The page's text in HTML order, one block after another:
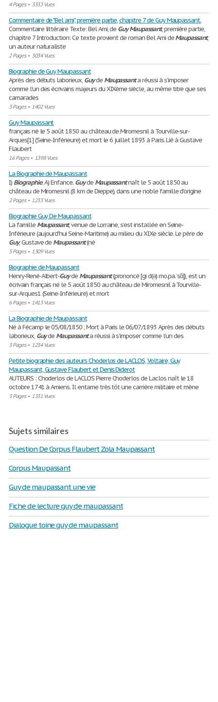
4 Pages• 3333 Vues
Commentaire de "Bel ami", première partie, chapitre 7 de Guy Maupassant.
Commentaire littéraire Texte: Bel Ami, de Guy Maupassant, première partie,
chapitre 7 Introduction: Ce texte provient de roman Bel Ami deMaupassant,
un auteur naturaliste
2 Pages• 3034 Vues
Biographie de Guy Maupassant
Après des débuts laborieux, Guyde Maupassanta réussi à s’imposer
comme l’un des écrivains majeurs du XIXème siècle, au même titre que ses
camarades
3 Pages• 1402 Vues
Guy Maupassant
français né le 5 août 1850 au château de Miromesnil à Tourville-sur-
Arques[1] (Seine-Inférieure) et mort le 6 juillet 1893 à Paris. Lié à Gustave
Flaubert
16 Pages• 1398 Vues
La Biographie de Maupassant
I) Biographie. A) Enfance. Guyde Maupassantnaît le 5 août 1850 au
château de Miromesnil (8 km de Dieppe), dans une noble famille d'origine
2 Pages• 1233 Vues
Biographie Guy De Maupassant
La famille Maupassant, venue de Lorraine, s’est installée en Seine-
Inférieure (aujourd'hui Seine-Maritime) au milieu du XIXe siècle. Le père de
Guy, Gustave de Maupassant(né
5 Pages• 1309 Vues
Biographie de Maupassant
Henry-René-Albert-Guyde Maupassant(prononcé [gi d(ə) mo.pa.ˈsɑ̃ ]), est un
écrivain français né le 5 août 1850 au château de Miromesnil à Tourville-
sur-Arques1 (Seine-Inférieure) et mort
6 Pages• 1413 Vues
La Biographie de Maupassant
Né à Fécamp le 05/08/1850 ; Mort à Paris le 06/07/1893 Après des débuts
laborieux, Guyde Maupassanta réussi à s’imposer comme l’un des
3 Pages• 1234 Vues
Petite biographie des auteurs Choderlos de LACLOS, Voltaire, Guy
Maupassant, Gustave Flaubert et Denis Diderot
AUTEURS : Choderlos de LACLOS Pierre Choderlos de Laclos naît le 18
octobre 1741 à Amiens. Il entame très tôt une carrière militaire et mène
3 Pages• 1331 Vues
Sujets similaires
Question De Corpus Flaubert Zola Maupassant
Corpus Maupassant
Guy de maupassant une vie
Fiche de lecture guy de maupassant
Dialogue toine guy de maupassant